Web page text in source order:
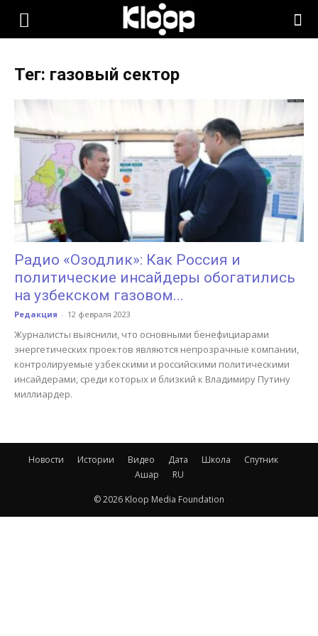
KLOOP.KG
Новости
Кыргызстана
Тег: газовый сектор
Радио «Озодлик»: Как Россия и
политические инсайдеры обогатились
на узбекском газовом...
Редакция - 12 февраля 2023
Журналисты выяснили, что основными бенефициарами
энергетических проектов являются непрозрачные компании,
контролируемые узбекскими и российскими политическими
инсайдерами, среди которых и близкий к Владимиру Путину
миллиардер.
Новости Истории Видео Дата Школа
Спутник
Ашар
RU
© 2026 Kloop Media Foundation